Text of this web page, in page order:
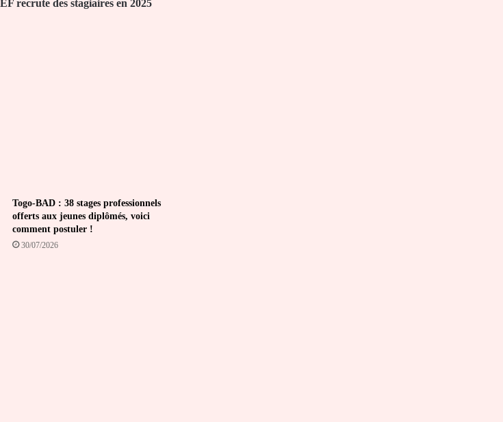
recrute des stagiaires en 2025
Togo-BAD : 38 stages professionnels
offerts aux jeunes diplômés, voici
comment postuler !
30/07/2026